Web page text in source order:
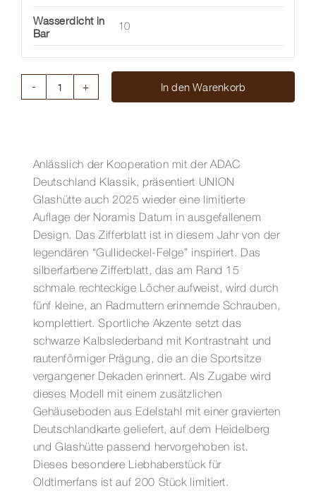
Wasserdicht in
Bar
10
2025
40
MM
Menge
In den Warenkorb
Anlässlich der Kooperation mit der ADAC
Deutschland Klassik, präsentiert UNION
Glashütte auch 2025 wieder eine limitierte
Auflage der Noramis Datum in ausgefallenem
Design. Das Zifferblatt ist in diesem Jahr von der
legendären “Gullideckel-Felge” inspiriert. Das
silberfarbene Zifferblatt, das am Rand 15
schmale rechteckige Löcher aufweist, wird durch
fünf kleine, an Radmuttern erinnernde Schrauben,
komplettiert. Sportliche Akzente setzt das
schwarze Kalbslederband mit Kontrastnaht und
rautenförmiger Prägung, die an die Sportsitze
vergangener Dekaden erinnert. Als Zugabe wird
dieses Modell mit einem zusätzlichen
Gehäuseboden aus Edelstahl mit einer gravierten
Deutschlandkarte geliefert, auf dem Heidelberg
und Glashütte passend hervorgehoben ist.
Dieses besondere Liebhaberstück für
Oldtimerfans ist auf 200 Stück limitiert.